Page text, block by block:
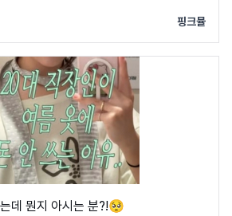
핑크뮬
데 뭔지 아시는 분?!🥺